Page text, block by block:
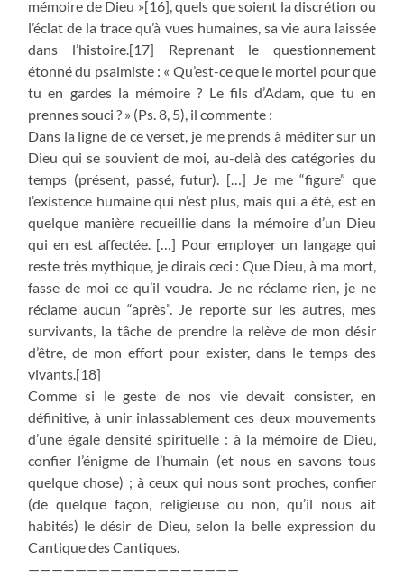
mémoire de Dieu »[16], quels que soient la discrétion ou
l’éclat de la trace qu’à vues humaines, sa vie aura laissée
dans l’histoire.[17] Reprenant le questionnement
étonné du psalmiste : « Qu’est-ce que le mortel pour que
tu en gardes la mémoire ? Le fils d’Adam, que tu en
prennes souci ? » (Ps. 8, 5), il commente :
Dans la ligne de ce verset, je me prends à méditer sur un
Dieu qui se souvient de moi, au-delà des catégories du
temps (présent, passé, futur). […] Je me “figure” que
l’existence humaine qui n’est plus, mais qui a été, est en
quelque manière recueillie dans la mémoire d’un Dieu
qui en est affectée. […] Pour employer un langage qui
reste très mythique, je dirais ceci : Que Dieu, à ma mort,
fasse de moi ce qu’il voudra. Je ne réclame rien, je ne
réclame aucun “après”. Je reporte sur les autres, mes
survivants, la tâche de prendre la relève de mon désir
d’être, de mon effort pour exister, dans le temps des
vivants.[18]
Comme si le geste de nos vie devait consister, en
définitive, à unir inlassablement ces deux mouvements
d’une égale densité spirituelle : à la mémoire de Dieu,
confier l’énigme de l’humain (et nous en savons tous
quelque chose) ; à ceux qui nous sont proches, confier
(de quelque façon, religieuse ou non, qu’il nous ait
habités) le désir de Dieu, selon la belle expression du
Cantique des Cantiques.
——————————————————